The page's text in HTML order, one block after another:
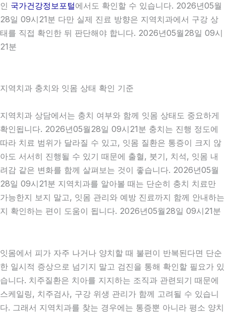
인 국가건강정보포털에서도 확인할 수 있습니다. 2026년05월
28일 09시21분 다만 실제 진료 방향은 지역치과에서 구강 상
태를 직접 확인한 뒤 판단해야 합니다. 2026년05월28일 09시
21분
지역치과 충치와 잇몸 상태 확인 기준
지역치과 상담에서는 충치 여부와 함께 잇몸 상태도 중요하게
확인됩니다. 2026년05월28일 09시21분 충치는 진행 정도에
따라 치료 범위가 달라질 수 있고, 잇몸 질환은 통증이 크지 않
아도 서서히 진행될 수 있기 때문에 출혈, 붓기, 치석, 잇몸 내
려감 같은 변화를 함께 살펴보는 것이 좋습니다. 2026년05월
28일 09시21분 지역치과를 알아볼 때는 단순히 충치 치료만
가능한지 보지 말고, 잇몸 관리와 예방 진료까지 함께 안내하는
지 확인하는 편이 도움이 됩니다. 2026년05월28일 09시21분
잇몸에서 피가 자주 나거나 양치할 때 불편이 반복된다면 단순
한 일시적 증상으로 넘기지 말고 검진을 통해 확인할 필요가 있
습니다. 치주질환은 치아를 지지하는 조직과 관련되기 때문에
스케일링, 치주검사, 구강 위생 관리가 함께 고려될 수 있습니
다. 그래서 지역치과를 찾는 경우에는 통증뿐 아니라 평소 양치